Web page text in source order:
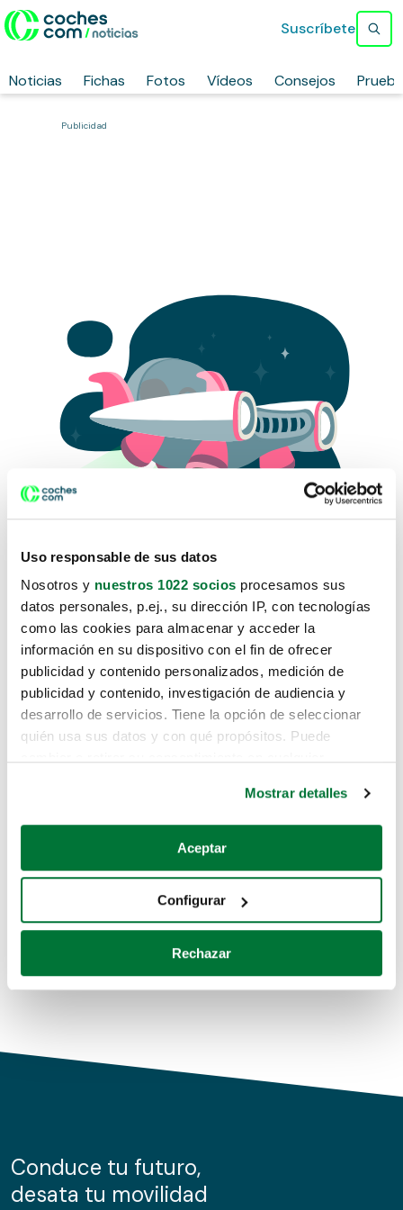
Uso responsable de sus datos
Nosotros y nuestros 1022 socios procesamos sus
datos personales, p.ej., su dirección IP, con tecnologías
como las cookies para almacenar y acceder la
información en su dispositivo con el fin de ofrecer
publicidad y contenido personalizados, medición de
publicidad y contenido, investigación de audiencia y
desarrollo de servicios. Tiene la opción de seleccionar
quién usa sus datos y con qué propósitos. Puede
Si lo permite, también quisiéramos:
Recopilar información sobre su ubicación geográfica
Identificar su dispositivo analizándolo activamente
para buscar características específicas (huellas
Obtenga más información sobre cómo se procesan sus
de cookies.
información sobre el uso que haga del sitio web con
nuestros partners de redes sociales, publicidad y análisis
Mostrar detalles
Aceptar
Configurar
Rechazar
Noticias Fichas Fotos Vídeos Consejos
Suscríbete
Publicidad
Lo sentimos, no sabemos como
te hemos traido hasta aquí.
Pero puedes encontrar el coche que estás
buscando en alguno de estos enlaces:
Coches de segunda mano
Coches de km0
Conduce tu futuro,
desata tu movilidad